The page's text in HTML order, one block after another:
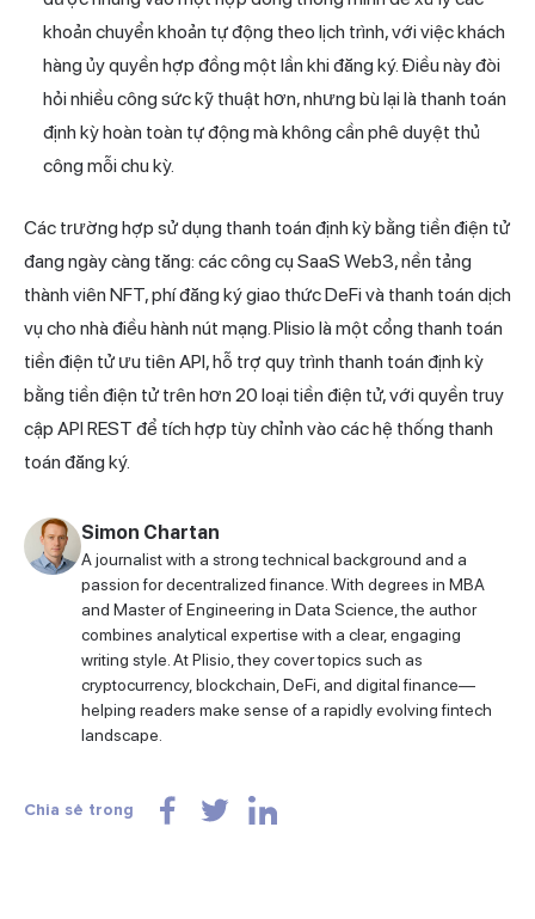
khoản chuyển khoản tự động theo lịch trình, với việc khách
hàng ủy quyền hợp đồng một lần khi đăng ký. Điều này đòi
hỏi nhiều công sức kỹ thuật hơn, nhưng bù lại là thanh toán
định kỳ hoàn toàn tự động mà không cần phê duyệt thủ
công mỗi chu kỳ.
Các trường hợp sử dụng thanh toán định kỳ bằng tiền điện tử
đang ngày càng tăng: các công cụ SaaS Web3, nền tảng
thành viên NFT, phí đăng ký giao thức DeFi và thanh toán dịch
vụ cho nhà điều hành nút mạng.Plisio là một cổng thanh toán
tiền điện tử ưu tiên API, hỗ trợ quy trình thanh toán định kỳ
bằng tiền điện tử trên hơn 20 loại tiền điện tử, với quyền truy
cập API REST để tích hợp tùy chỉnh vào các hệ thống thanh
toán đăng ký.
Simon Chartan
A journalist with a strong technical background and a
passion for decentralized finance. With degrees in MBA
and Master of Engineering in Data Science, the author
combines analytical expertise with a clear, engaging
writing style. At Plisio, they cover topics such as
cryptocurrency, blockchain, DeFi, and digital finance—
helping readers make sense of a rapidly evolving fintech
landscape.
Chia sẻ trong